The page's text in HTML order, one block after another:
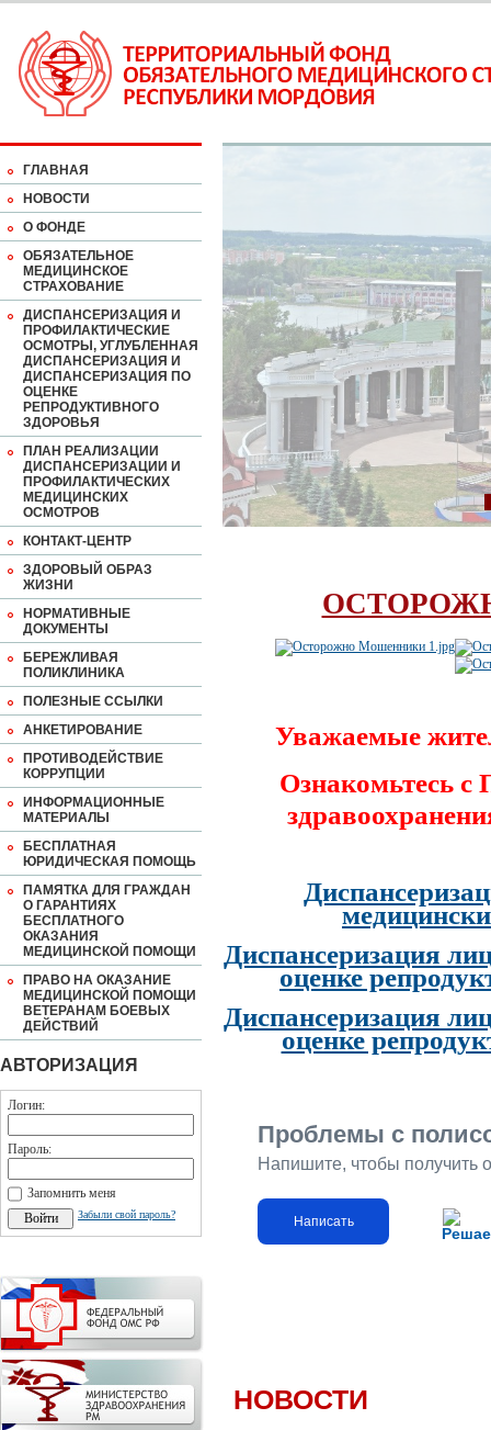
ГЛАВНАЯ
НОВОСТИ
О ФОНДЕ
ОБЯЗАТЕЛЬНОЕ
МЕДИЦИНСКОЕ
СТРАХОВАНИЕ
ДИСПАНСЕРИЗАЦИЯ И
ПРОФИЛАКТИЧЕСКИЕ
ОСМОТРЫ, УГЛУБЛЕННАЯ
ДИСПАНСЕРИЗАЦИЯ И
ДИСПАНСЕРИЗАЦИЯ ПО
ОЦЕНКЕ
РЕПРОДУКТИВНОГО
ЗДОРОВЬЯ
ПЛАН РЕАЛИЗАЦИИ
ДИСПАНСЕРИЗАЦИИ И
ПРОФИЛАКТИЧЕСКИХ
МЕДИЦИНСКИХ
ОСМОТРОВ
КОНТАКТ-ЦЕНТР
ЗДОРОВЫЙ ОБРАЗ
ЖИЗНИ
НОРМАТИВНЫЕ
ДОКУМЕНТЫ
БЕРЕЖЛИВАЯ
ПОЛИКЛИНИКА
ПОЛЕЗНЫЕ ССЫЛКИ
АНКЕТИРОВАНИЕ
ПРОТИВОДЕЙСТВИЕ
КОРРУПЦИИ
ИНФОРМАЦИОННЫЕ
МАТЕРИАЛЫ
БЕСПЛАТНАЯ
ЮРИДИЧЕСКАЯ ПОМОЩЬ
ПАМЯТКА ДЛЯ ГРАЖДАН
О ГАРАНТИЯХ
БЕСПЛАТНОГО
ОКАЗАНИЯ
МЕДИЦИНСКОЙ ПОМОЩИ
ПРАВО НА ОКАЗАНИЕ
МЕДИЦИНСКОЙ ПОМОЩИ
ВЕТЕРАНАМ БОЕВЫХ
ДЕЙСТВИЙ
АВТОРИЗАЦИЯ
Логин:
Пароль:
Запомнить меня
Забыли свой пароль?
Уважаемые
Ознакомьтесь
Диспансеризация
оценке
Диспансеризация
оценке
Проблемы с
Напишите, чтобы получить
Написать
НОВОСТИ